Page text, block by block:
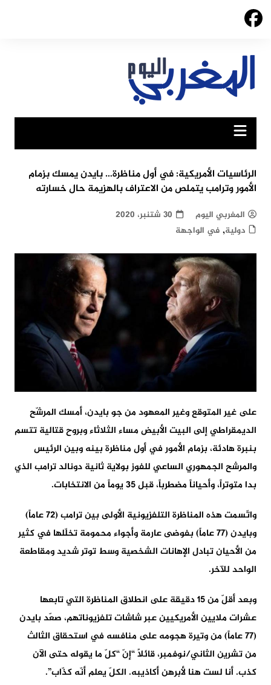
Skip
الرئاسيات الأمريكية: في أول مناظرة… بايدن يمسك بزمام
الأمور وترامب يتملص من الاعتراف بالهزيمة حال خسارته
المغربي اليوم
30 شتنبر، 2020
دولية, في الواجهة
على غير المتوقع وغير المعهود من جو بايدن، أمسك المرشّح
الديمقراطي إلى البيت الأبيض مساء الثلاثاء وبروح قتالية تتسم
بنبرة هادئة، بزمام الأمور في أول مناظرة بينه وبين الرئيس
والمرشح الجمهوري الساعي للفوز بولاية ثانية دونالد ترامب الذي
بدا متوتراً، وأحياناً مضطرباً، قبل 35 يوماً من الانتخابات.
واتّسمت هذه المناظرة التلفزيونية الأولى بين ترامب (72 عاماً)
وبايدن (77 عاماً) بفوضى عارمة وأجواء محمومة تخلّلها في كثير
من الأحيان تبادل الإهانات الشخصية وسط توتر شديد ومقاطعة
الواحد للآخر.
وبعد أقلّ من 15 دقيقة على انطلاق المناظرة التي تابعها
عشرات ملايين الأمريكيين عبر شاشات تلفزيوناتهم، صعّد بايدن
(77 عاماً) من وتيرة هجومه على منافسه في استحقاق الثالث
من تشرين الثاني/نوفمبر، قائلاً “إنّ “كلّ ما يقوله حتى الآن
كذب. أنا لست هنا لأبرهن أكاذيبه. الكلّ يعلم أنّه كذّاب”.